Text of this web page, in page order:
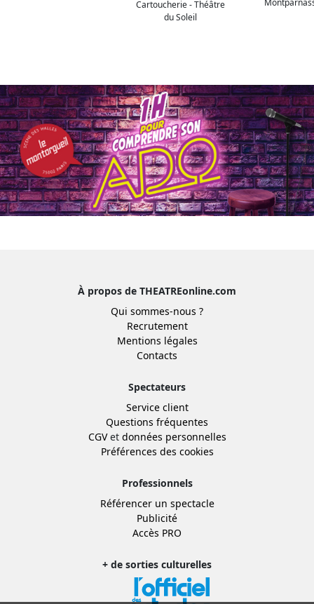
Cartoucherie - Théâtre
du Soleil
À propos de THEATREonline.com
Qui sommes-nous ?
Recrutement
Mentions légales
Contacts
Spectateurs
Service client
Questions fréquentes
CGVet données personnelles
Préférences des cookies
Professionnels
Référencer un spectacle
Publicité
Accès PRO
+ de sorties culturelles